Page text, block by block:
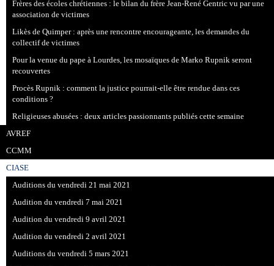
Frères des écoles chrétiennes : le bilan du frère Jean-René Gentric vu par une
association de victimes
Likès de Quimper : après une rencontre encourageante, les demandes du
collectif de victimes
Pour la venue du pape à Lourdes, les mosaïques de Marko Rupnik seront
recouvertes
Procès Rupnik : comment la justice pourrait-elle être rendue dans ces
conditions ?
Religieuses abusées : deux articles passionnants publiés cette semaine
AVREF
CCMM
CIASE
Auditions du vendredi 21 mai 2021
Audition du vendredi 7 mai 2021
Audition du vendredi 9 avril 2021
Audition du vendredi 2 avril 2021
Auditions du vendredi 5 mars 2021